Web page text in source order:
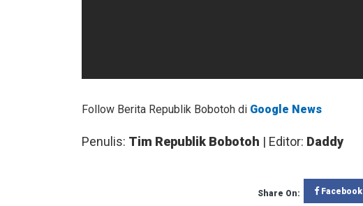
Follow Berita Republik Bobotoh di Google News
Penulis: Tim Republik Bobotoh | Editor: Daddy
Share On: Facebook